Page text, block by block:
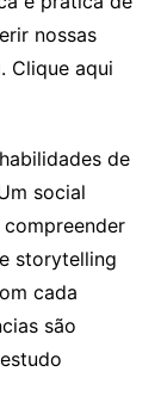
nossas
Clique aqui
de
social
storytelling
cada
são